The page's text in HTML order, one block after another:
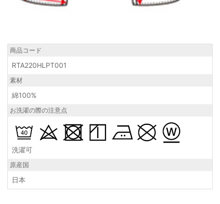
商品コード
RTA220HLPT001
素材
綿100%
お洗濯の際の注意点
洗濯可
原産国
日本